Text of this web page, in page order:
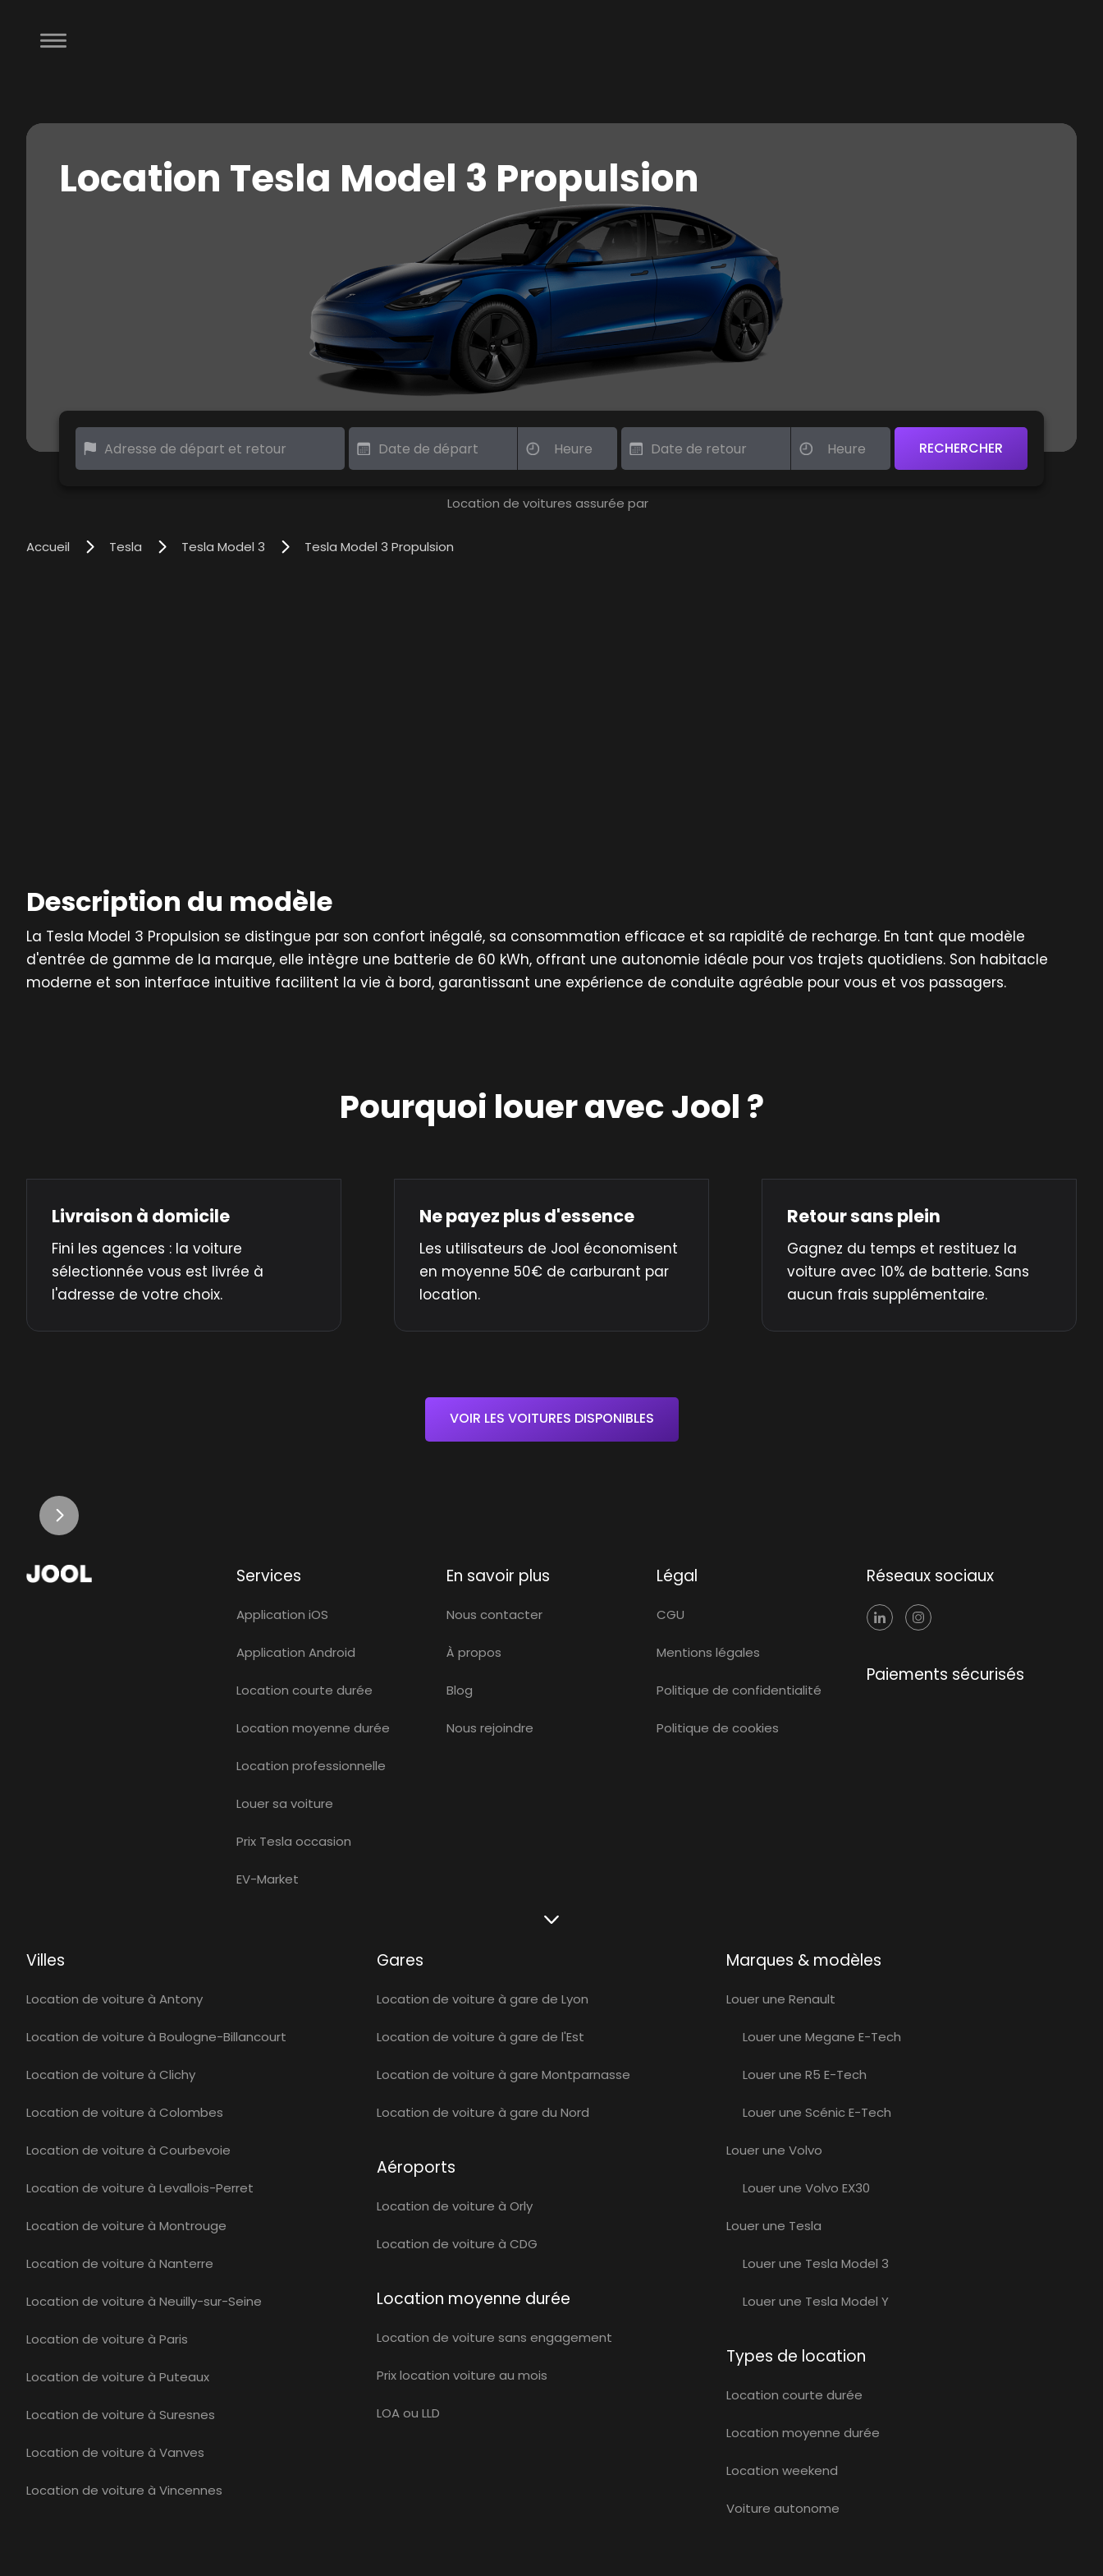
Location Tesla Model 3 Propulsion
Location de voitures assurée par
Accueil Tesla Tesla Model 3 Tesla Model 3 Propulsion
Description du modèle
La Tesla Model 3 Propulsion se distingue par son confort inégalé, sa consommation efficace et sa rapidité de recharge. En tant que modèle
d'entrée de gamme de la marque, elle intègre une batterie de 60 kWh, offrant une autonomie idéale pour vos trajets quotidiens. Son habitacle
moderne et son interface intuitive facilitent la vie à bord, garantissant une expérience de conduite agréable pour vous et vos passagers.
Pourquoi louer avec Jool ?
Livraison à domicile
Fini les agences : la voiture
sélectionnée vous est livrée à
l'adresse de votre choix.
Ne payez plus d'essence
Les utilisateurs de Jool économisent
en moyenne 50€ de carburant par
location.
Retour sans plein
Gagnez du temps et restituez la
voiture avec 10% de batterie. Sans
aucun frais supplémentaire.
VOIR LES VOITURES DISPONIBLES
Services
Application iOS
Application Android
Location courte durée
Location moyenne durée
Location professionnelle
Louer sa voiture
Prix Tesla occasion
EV-Market
En savoir plus
Nous contacter
À propos
Blog
Nous rejoindre
Légal
CGU
Mentions légales
Politique de confidentialité
Politique de cookies
Réseaux sociaux
Paiements sécurisés
Villes
Location de voiture à Antony
Location de voiture à Boulogne-Billancourt
Location de voiture à Clichy
Location de voiture à Colombes
Location de voiture à Courbevoie
Location de voiture à Levallois-Perret
Location de voiture à Montrouge
Location de voiture à Nanterre
Location de voiture à Neuilly-sur-Seine
Location de voiture à Paris
Location de voiture à Puteaux
Location de voiture à Suresnes
Location de voiture à Vanves
Location de voiture à Vincennes
Gares
Location de voiture à gare de Lyon
Location de voiture à gare de l'Est
Location de voiture à gare Montparnasse
Location de voiture à gare du Nord
Aéroports
Location de voiture à Orly
Location de voiture à CDG
Location moyenne durée
Location de voiture sans engagement
Prix location voiture au mois
LOA ou LLD
Marques & modèles
Louer une Renault
Louer une Megane E-Tech
Louer une R5 E-Tech
Louer une Scénic E-Tech
Louer une Volvo
Louer une Volvo EX30
Louer une Tesla
Louer une Tesla Model 3
Louer une Tesla Model Y
Types de location
Location courte durée
Location moyenne durée
Location weekend
Voiture autonome